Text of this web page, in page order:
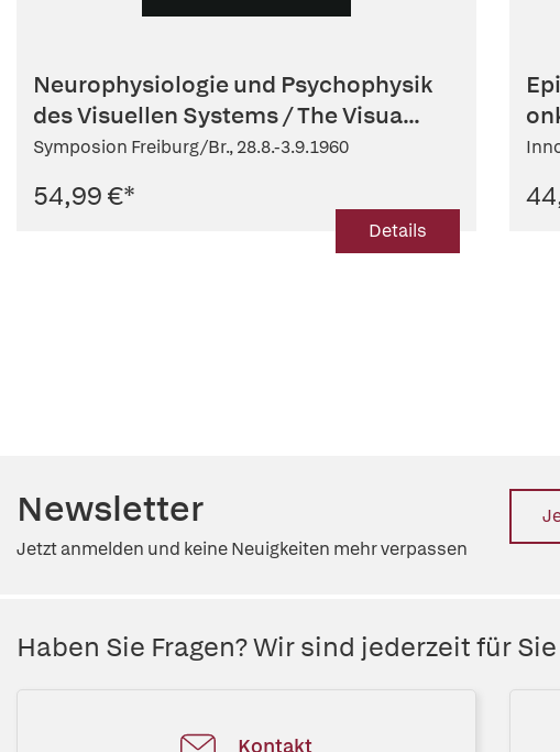
Neurophysiologie und Psychophysik
des Visuellen Systems / The Visua...
Symposion Freiburg/Br., 28.8.-3.9.1960
54,99 €*
Details
Newsletter
Jetzt anmelden und keine Neuigkeiten mehr verpassen
Haben Sie Fragen? Wir sind jederzeit für
Kontakt